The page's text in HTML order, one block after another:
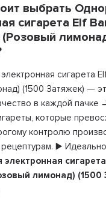
выбрать
сигарета Elf
сигарета
(1500 Затяжек) —
в каждой пачке
которые
контролю
▶️
лимонад) (1500